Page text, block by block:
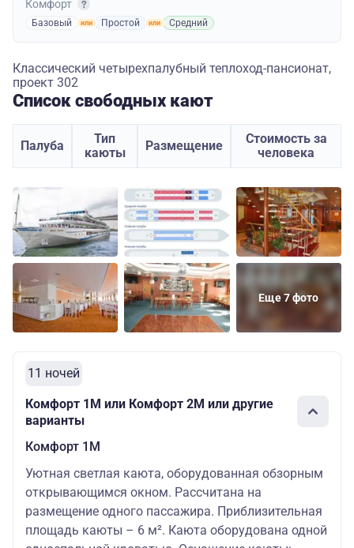
Комфорт
Базовый Простой Средний
Классический четырехпалубный теплоход-пансионат,
проект 302
Список свободных кают
Палуба
Тип
каюты
Размещение
Стоимость за
человека
Еще 7 фото
11 ночей
Комфорт 1M или Комфорт 2M или другие
варианты
Комфорт 1M
Уютная светлая каюта, оборудованная обзорным
открывающимся окном. Рассчитана на
размещение одного пассажира. Приблизительная
площадь каюты – 6 м². Каюта оборудована одной